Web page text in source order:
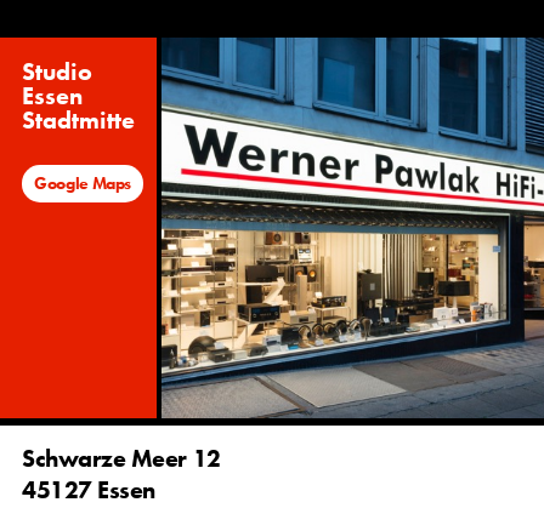
Studio
Essen
Stadtmitte
Google Maps
Schwarze Meer 12
45127 Essen